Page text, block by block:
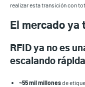
realizar esta transición con
El mercado ya
RFID ya no es
escalando
~55 mil millonesde